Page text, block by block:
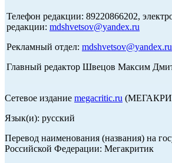
Телефон редакции: 89220866202,
редакции: mdshvetsov@yandex.ru
Рекламный отдел: mdshvetsov@yandex.ru
Главный редактор Швецов Максим
Сетевое издание megacritic.ru
Язык(и): русский
Перевод наименования (названия) на
Российской Федерации: Мегакритик